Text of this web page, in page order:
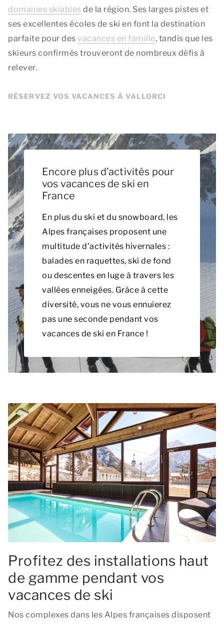
domaines skiables de la région. Ses larges pistes et
ses excellentes écoles de ski en font la destination
parfaite pour des vacances en famille, tandis que les
skieurs confirmés trouveront de nombreux défis à
relever.
RÉSERVEZ VOS VACANCES À VALLORCI
Encore plus d’activités pour
vos vacances de ski en
France
En plus du ski et du snowboard, les
Alpes françaises proposent une
multitude d’activités hivernales :
balades en raquettes, ski de fond
ou descentes en luge à travers les
vallées enneigées. Grâce à cette
diversité, vous ne vous ennuierez
pas une seconde pendant vos
vacances de ski en France !
Profitez des installations haut
de gamme pendant vos
vacances de ski
Nos complexes dans les Alpes françaises disposent